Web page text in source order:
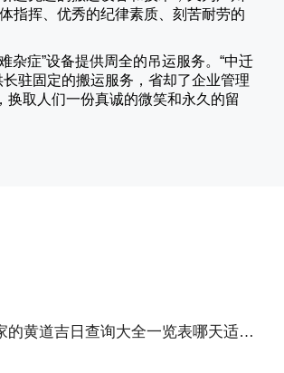
指挥、优秀的纪律素质、刻苦耐劳的
杂症”设备提供周全的吊运服务。“中迁
驻固定的搬运服务，省却了企业管理
换取人们一份真诚的微笑和永久的留
宁海县2022年8月份搬家的黄道吉日查询大全一览表哪天适合搬家好日子